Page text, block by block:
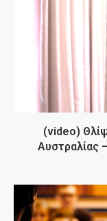
(video)
Αυστραλίας